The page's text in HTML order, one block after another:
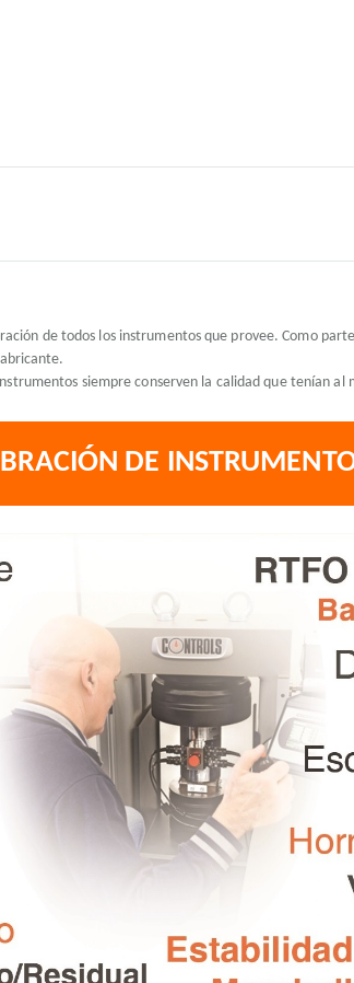
de todos los instrumentos que provee. Como
siempre conserven la calidad que tenían al
DE